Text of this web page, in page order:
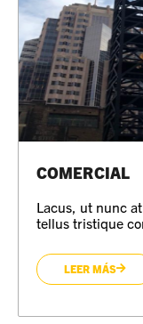
COMERCIAL
Lacus, ut nunc
tellus tristique
LEER MÁS